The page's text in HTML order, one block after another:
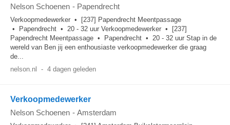
Nelson Schoenen - Papendrecht
Verkoopmedewerker • [237] Papendrecht Meentpassage
• Papendrecht • 20 - 32 uur Verkoopmedewerker • [237]
Papendrecht Meentpassage • Papendrecht • 20 - 32 uur Stap in de
wereld van Ben jij een enthousiaste verkoopmedewerker die graag
de...
nelson.nl
- 4 dagen geleden
Verkoopmedewerker
Nelson Schoenen - Amsterdam